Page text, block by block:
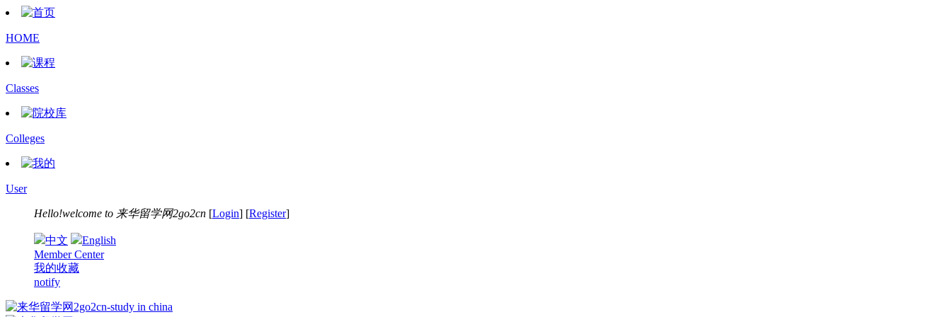
HOME
Classes
Colleges
User
Hello!welcome to 来华留学网2go2cn [Login] [Register]
中文
English
Member Center
我的收藏
notify